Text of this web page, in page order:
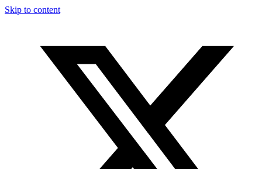
Skip to content